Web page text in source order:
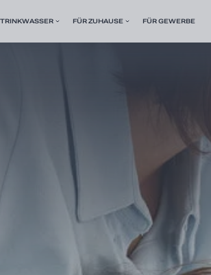
TRINKWASSER FÜR ZUHAUSE FÜR GEWERBE